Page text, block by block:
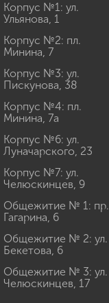
Корпус №1: ул.
Ульянова, 1
Корпус №2: пл.
Минина, 7
Корпус №3: ул.
Пискунова, 38
Корпус №4: пл.
Минина, 7а
Корпус №6: ул.
Луначарского, 23
Корпус №7: ул.
Челюскинцев, 9
Общежитие № 1: пр.
Гагарина, 6
Общежитие № 2: ул.
Бекетова, 6
Общежитие № 3: ул.
Челюскинцев, 17